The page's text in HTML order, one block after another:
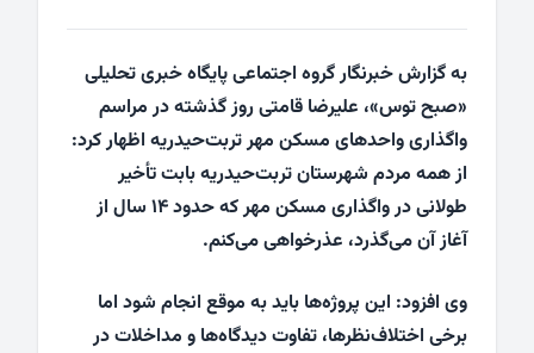
به گزارش خبرنگار گروه اجتماعی پایگاه خبری تحلیلی
«صبح توس»، علیرضا قامتی روز گذشته در مراسم
واگذاری واحدهای مسکن مهر تربت‌حیدریه اظهار کرد:
از همه مردم شهرستان تربت‌حیدریه بابت تأخیر
طولانی در واگذاری مسکن مهر که حدود ۱۴ سال از
آغاز آن می‌گذرد، عذرخواهی می‌کنم.
وی افزود: این پروژه‌ها باید به موقع انجام شود اما
برخی اختلاف‌نظرها، تفاوت دیدگاه‌ها و مداخلات در